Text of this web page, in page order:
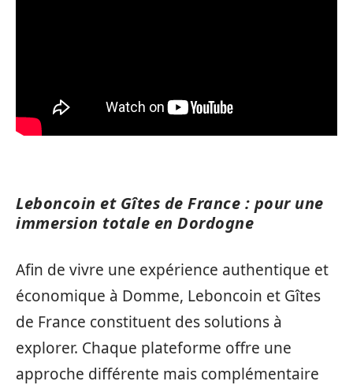
Leboncoin et Gîtes de France : pour une
immersion totale en Dordogne
Afin de vivre une expérience authentique et
économique à Domme, Leboncoin et Gîtes
de France constituent des solutions à
explorer. Chaque plateforme offre une
approche différente mais complémentaire